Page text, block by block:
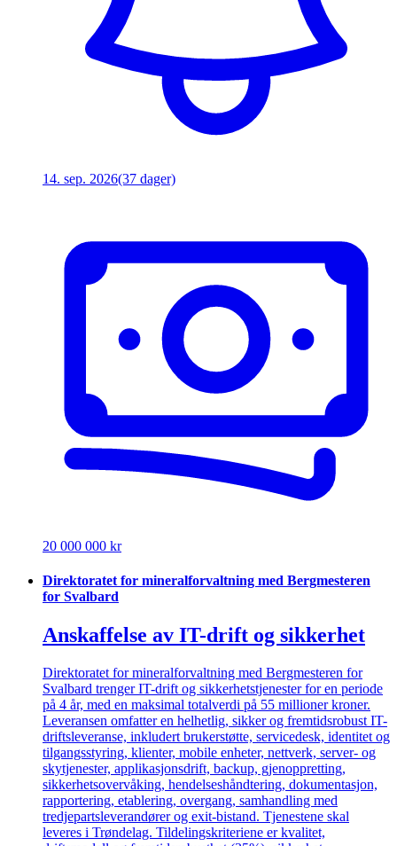
14. sep. 2026(37 dager)
20 000 000 kr
Direktoratet for mineralforvaltning med Bergmesteren
for Svalbard
Anskaffelse av IT-drift og sikkerhet
Direktoratet for mineralforvaltning med Bergmesteren for
Svalbard trenger IT-drift og sikkerhetstjenester for en periode
på 4 år, med en maksimal totalverdi på 55 millioner kroner.
Leveransen omfatter en helhetlig, sikker og fremtidsrobust IT-
driftsleveranse, inkludert brukerstøtte, servicedesk, identitet og
tilgangsstyring, klienter, mobile enheter, nettverk, server- og
skytjenester, applikasjonsdrift, backup, gjenoppretting,
sikkerhetsovervåking, hendelseshåndtering, dokumentasjon,
rapportering, etablering, overgang, samhandling med
tredjepartsleverandører og exit-bistand. Tjenestene skal
leveres i Trøndelag. Tildelingskriteriene er kvalitet,